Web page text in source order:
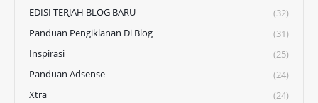
EDISI TERJAH BLOG BARU
(32)
Panduan Pengiklanan Di Blog
(31)
Inspirasi
(25)
Panduan Adsense
(24)
Xtra
(24)